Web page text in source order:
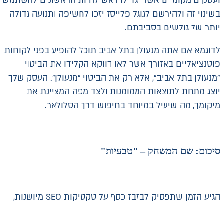
בשינוי זה ולהירשם לגוגל פלייסז יזכו לחשיפה ותנועה גדולה
יותר של גולשים בסביבתם.
לדוגמא אם אתה מנעולן בתל אביב תוכל להופיע בפני לקוחות
פוטנציאליים באזורך אשר לאו דווקא הקלידו את הביטוי
"מנעולן בתל אביב", אלא רק את הביטוי "מנעולן". העסק שלך
יוצג מתחת לתוצאות הממומנות ולצד מפה המציינת את
מיקומך, מה שיעיל במיוחד בחיפוש דרך הסלולאר.
סיכום: שם המשחק – "טבעיות"
הגיע הזמן שתפסיק לבזבז כסף על טקטיקות SEO מיושנות,